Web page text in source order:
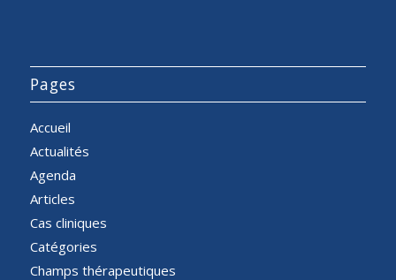
Pages
Accueil
Actualités
Agenda
Articles
Cas cliniques
Catégories
Champs thérapeutiques